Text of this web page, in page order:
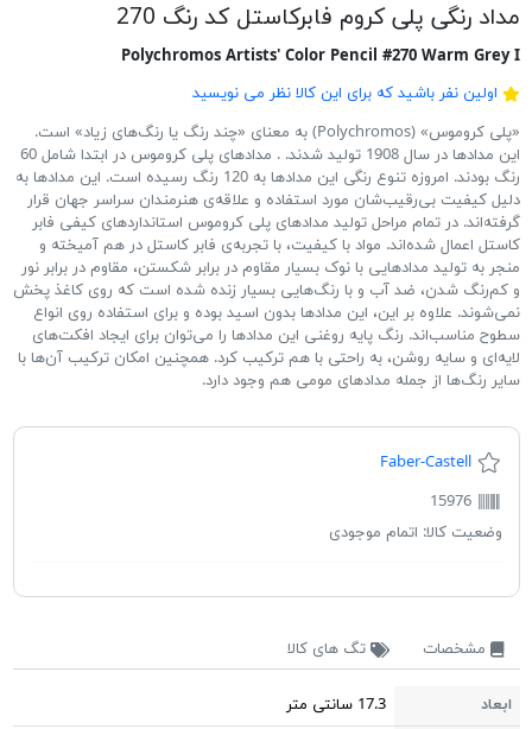
مداد رنگی پلی کروم فابرکاستل کد رنگ 270
Polychromos Artists' Color Pencil #270 Warm Grey I
اولین نفر باشید که برای این کالا نظر می نویسید
«پلی کروموس» (Polychromos) به معنای «چند رنگ یا رنگ‌های زیاد» است.
این مدادها در سال 1908 تولید شدند. . مدادهای پلی کروموس در ابتدا شامل 60
رنگ بودند. امروزه تنوع رنگی این مدادها به 120 رنگ رسیده است. این مدادها به
دلیل کیفیت بی‌رقیب‌شان مورد استفاده و علاقه‌ی هنرمندان سراسر جهان قرار
گرفته‌اند. در تمام مراحل تولید مدادهای پلی کروموس استانداردهای کیفی فابر
کاستل اعمال شده‌اند. مواد با کیفیت، با تجربه‌ی فابر کاستل در هم آمیخته و
منجر به تولید مدادهایی با نوک بسیار مقاوم در برابر شکستن، مقاوم در برابر نور
و کم‌رنگ شدن، ضد آب و با رنگ‌هایی بسیار زنده شده است که روی کاغذ پخش
نمی‌شوند. علاوه بر این، این مدادها بدون اسید بوده و برای استفاده روی انواع
سطوح مناسب‌اند. رنگ پایه روغنی این مدادها را می‌توان برای ایجاد افکت‌های
لایه‌ای و سایه روشن، به راحتی با هم ترکیب کرد. همچنین امکان ترکیب آن‌ها با
سایر رنگ‌ها از جمله مدادهای مومی هم وجود دارد.
Faber-Castell
15976
وضعیت کالا: اتمام موجودی
مشخصات تگ های کالا
ابعاد
17.3 سانتی متر